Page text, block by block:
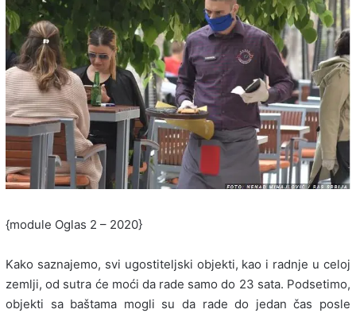
{module Oglas 2 – 2020}
Kako saznajemo, svi ugostiteljski objekti, kao i radnje u celoj
zemlji, od sutra će moći da rade samo do 23 sata. Podsetimo,
objekti sa baštama mogli su da rade do jedan čas posle